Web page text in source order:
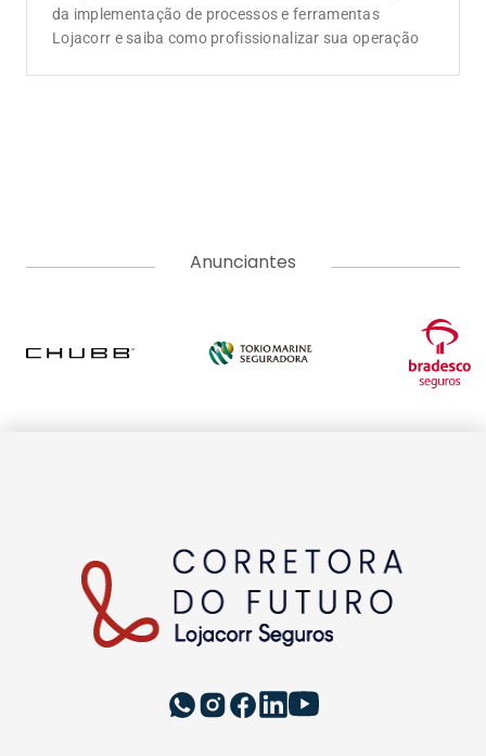
da implementação de processos e ferramentas
Lojacorr e saiba como profissionalizar sua operação
Anunciantes